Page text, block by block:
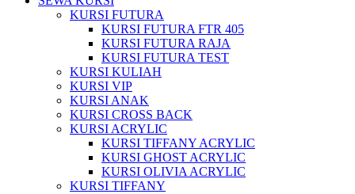
KURSI FUTURA
KURSI FUTURA FTR 405
KURSI FUTURA RAJA
KURSI FUTURA TEST
KURSI KULIAH
KURSI VIP
KURSI ANAK
KURSI CROSS BACK
KURSI ACRYLIC
KURSI TIFFANY ACRYLIC
KURSI GHOST ACRYLIC
KURSI OLIVIA ACRYLIC
KURSI TIFFANY